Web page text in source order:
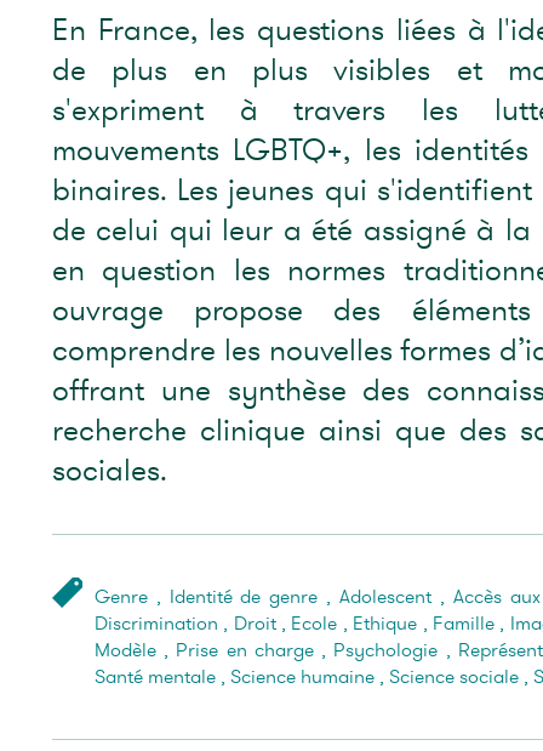
En France, les questions liées à
de plus en plus visibles et
s'expriment à travers les
mouvements LGBTQ+, les
binaires. Les jeunes qui
de celui qui leur a été assigné à la
en question les normes
ouvrage propose des
comprendre les nouvelles formes
offrant une synthèse des
recherche clinique ainsi que des
sociales.
Genre, Identité de genre , Adolescent, Accès
Discrimination , Droit, Ecole , Ethique , Famille ,
Modèle, Prise en charge, Psychologie ,
Santé mentale, Science humaine, Science sociale,